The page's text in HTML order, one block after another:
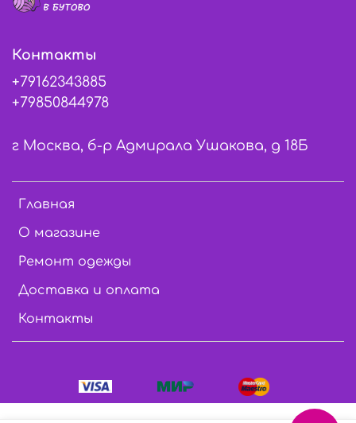
Главная
О магазине
Ремонт одежды
Доставка и оплата
Контакты
Контакты
+79162343885
+79850844978
г Москва, б-р Адмирала Ушакова, д 18Б